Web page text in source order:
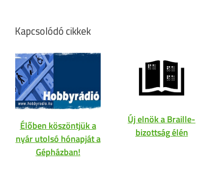
Kapcsolódó cikkek
Élőben köszöntjük a
nyár utolsó hónapját a
Gépházban!
Új elnök a Braille-
bizottság élén